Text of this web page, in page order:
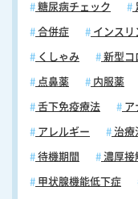
糖尿病チェック
合併症 インスリ
くしゃみ 新型コ
点鼻薬 内服薬
舌下免疫療法 ア
アレルギー 治療
待機期間 濃厚接
甲状腺機能低下症